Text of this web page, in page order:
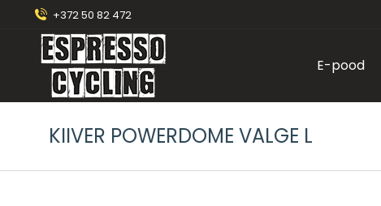
+372 50 82 472
E-pood
KIIVER POWERDOME VALGE L